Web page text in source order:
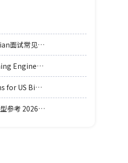
美国生统专业求职Biostatistician面试常见例题题型.pdf
Meta 2026 NG Machine Learning Engineer coding轮面参考.pdf
Common Interview Questions for US Biomedical_Biostatistics Graduate Students.pdf
Google Data Scientist 面试题型参考 2026.pdf